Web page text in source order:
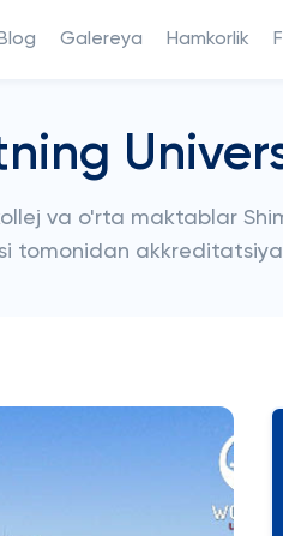
Blog Galereya Hamkorlik
va o'rta maktablar
tomonidan